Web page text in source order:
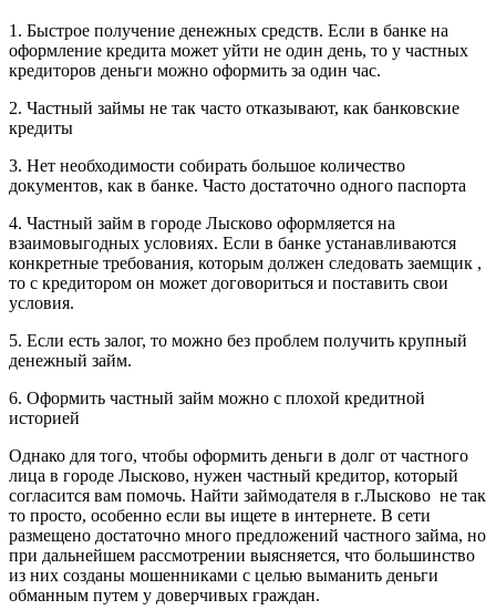
1. Быстрое получение денежных средств. Если в банке на
оформление кредита может уйти не один день, то у частных
кредиторов деньги можно оформить за один час.
2. Частный займы не так часто отказывают, как банковские
кредиты
3. Нет необходимости собирать большое количество
документов, как в банке. Часто достаточно одного паспорта
4. Частный займ в городе Лысково оформляется на
взаимовыгодных условиях. Если в банке устанавливаются
конкретные требования, которым должен следовать заемщик ,
то с кредитором он может договориться и поставить свои
условия.
5. Если есть залог, то можно без проблем получить крупный
денежный займ.
6. Оформить частный займ можно с плохой кредитной
историей
Однако для того, чтобы оформить деньги в долг от частного
лица в городе Лысково, нужен частный кредитор, который
согласится вам помочь. Найти займодателя в г.Лысково не так
то просто, особенно если вы ищете в интернете. В сети
размещено достаточно много предложений частного займа, но
при дальнейшем рассмотрении выясняется, что большинство
из них созданы мошенниками с целью выманить деньги
обманным путем у доверчивых граждан.